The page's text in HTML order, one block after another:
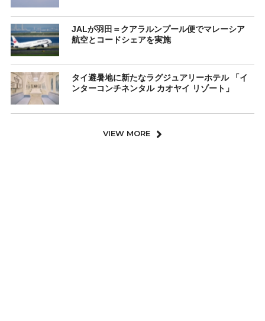
JALが羽田＝クアラルンプール便でマレーシア
航空とコードシェアを実施
タイ避暑地に新たなラグジュアリーホテル 「イ
ンターコンチネンタル カオヤイ リゾート」
VIEW MORE